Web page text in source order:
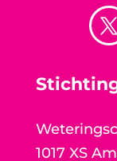
1017 XS